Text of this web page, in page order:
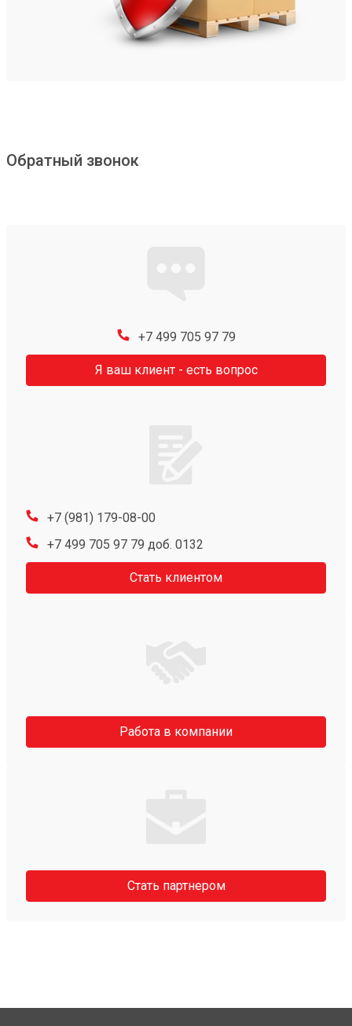
Обратный звонок
+7 499 705 97 79
Я ваш клиент - есть вопрос
+7 (981) 179-08-00
+7 499 705 97 79 доб. 0132
Стать клиентом
Работа в компании
Стать партнером